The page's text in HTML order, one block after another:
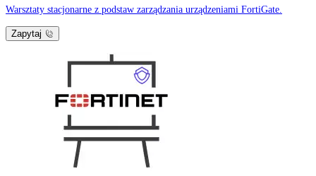
Warsztaty stacjonarne z podstaw zarządzania urządzeniami FortiGate.
Zapytaj